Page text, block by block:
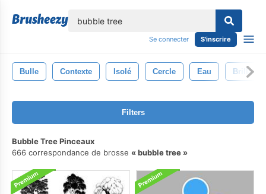
Se connecter S'inscrire
Bulle Contexte Isolé Cercle Eau Brillant
Filters
Bubble Tree Pinceaux
666 correspondance de brosse
bubble tree